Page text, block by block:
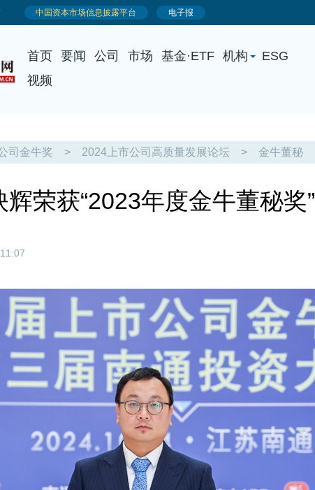
首页 要闻 公司 市场 基金·ETF 机构
ESG
视频
司金牛奖 > 2024上市公司高质量发展论坛 > 金牛董秘
荣获“2023年度金牛董秘奖”